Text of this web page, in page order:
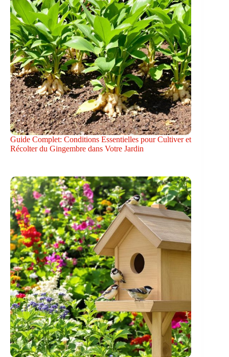
Guide Complet: Conditions Essentielles pour Cultiver et
Récolter du Gingembre dans Votre Jardin